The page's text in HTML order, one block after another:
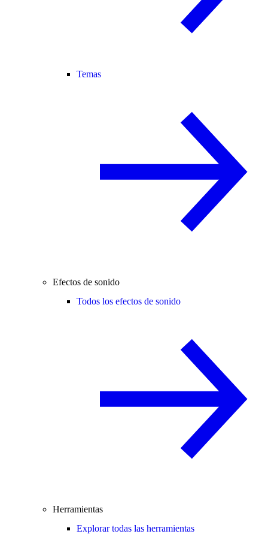
Temas
Efectos de sonido
Todos los efectos de sonido
Herramientas
Explorar todas las herramientas